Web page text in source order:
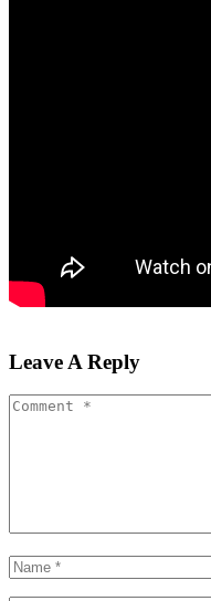
Leave A Reply